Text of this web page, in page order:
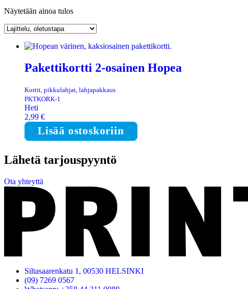
Näytetään ainoa tulos
Pakettikortti 2-osainen Hopea
Kortit, pikkulahjat, lahjapakkaus
PKTKORK-1
Heti
2,99 €
Lisää ostoskoriin
Lähetä tarjouspyyntö
Ota yhteyttä
Siltasaarenkatu 1, 00530 HELSINKI
(09) 7269 0567